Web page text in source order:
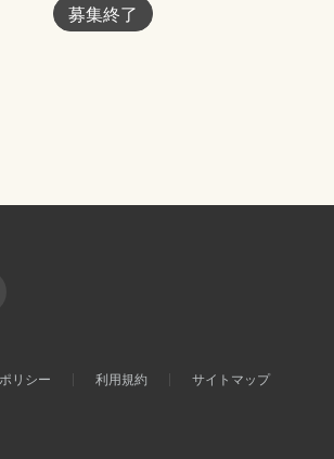
募集終了
リシー 利用規約 サイトマップ